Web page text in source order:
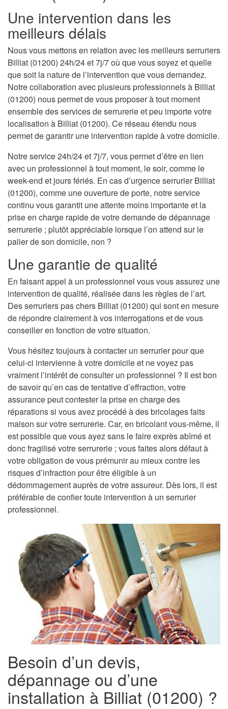
Une intervention dans les
meilleurs délais
Nous vous mettons en relation avec les meilleurs serruriers
Billiat (01200) 24h/24 et 7j/7 où que vous soyez et quelle
que soit la nature de l’intervention que vous demandez.
Notre collaboration avec plusieurs professionnels à Billiat
(01200) nous permet de vous proposer à tout moment
ensemble des services de serrurerie et peu importe votre
localisation à Billiat (01200). Ce réseau étendu nous
permet de garantir une intervention rapide à votre domicile.
Notre service 24h/24 et 7j/7, vous permet d’être en lien
avec un professionnel à tout moment, le soir, comme le
week-end et jours fériés. En cas d’urgence serrurier Billiat
(01200), comme une ouverture de porte, notre service
continu vous garantit une attente moins importante et la
prise en charge rapide de votre demande de dépannage
serrurerie ; plutôt appréciable lorsque l’on attend sur le
palier de son domicile, non ?
Une garantie de qualité
En faisant appel à un professionnel vous vous assurez une
intervention de qualité, réalisée dans les règles de l’art.
Des serruriers pas chers Billiat (01200) qui sont en mesure
de répondre clairement à vos interrogations et de vous
conseiller en fonction de votre situation.
Vous hésitez toujours à contacter un serrurier pour que
celui-ci intervienne à votre domicile et ne voyez pas
vraiment l’intérêt de consulter un professionnel ? Il est bon
de savoir qu’en cas de tentative d’effraction, votre
assurance peut contester la prise en charge des
réparations si vous avez procédé à des bricolages faits
maison sur votre serrurerie. Car, en bricolant vous-même, il
est possible que vous ayez sans le faire exprès abîmé et
donc fragilisé votre serrurerie ; vous faites alors défaut à
votre obligation de vous prémunir au mieux contre les
risques d’infraction pour être éligible à un
dédommagement auprès de votre assureur. Dès lors, il est
préférable de confier toute intervention à un serrurier
professionnel.
Besoin d’un devis,
dépannage ou d’une
installation à Billiat (01200) ?